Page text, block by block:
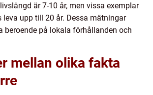
är 7-10 år, men vissa exemplar
leva upp till 20 år. Dessa mätningar
beroende på lokala förhållanden och
mellan olika fakta